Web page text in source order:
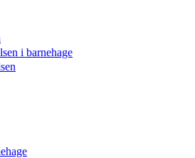
i barnehage